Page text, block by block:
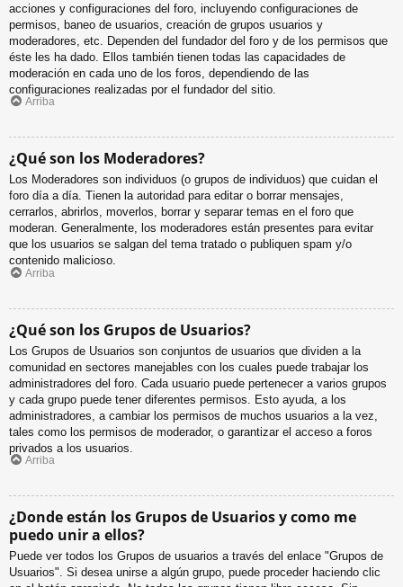
acciones y configuraciones del foro, incluyendo configuraciones de
permisos, baneo de usuarios, creación de grupos usuarios y
moderadores, etc. Dependen del fundador del foro y de los permisos que
éste les ha dado. Ellos también tienen todas las capacidades de
moderación en cada uno de los foros, dependiendo de las
configuraciones realizadas por el fundador del sitio.
Arriba
¿Qué son los Moderadores?
Los Moderadores son individuos (o grupos de individuos) que cuidan el
foro día a día. Tienen la autoridad para editar o borrar mensajes,
cerrarlos, abrirlos, moverlos, borrar y separar temas en el foro que
moderan. Generalmente, los moderadores están presentes para evitar
que los usuarios se salgan del tema tratado o publiquen spam y/o
contenido malicioso.
Arriba
¿Qué son los Grupos de Usuarios?
Los Grupos de Usuarios son conjuntos de usuarios que dividen a la
comunidad en sectores manejables con los cuales puede trabajar los
administradores del foro. Cada usuario puede pertenecer a varios grupos
y cada grupo puede tener diferentes permisos. Esto ayuda, a los
administradores, a cambiar los permisos de muchos usuarios a la vez,
tales como los permisos de moderador, o garantizar el acceso a foros
privados a los usuarios.
Arriba
¿Donde están los Grupos de Usuarios y como me
puedo unir a ellos?
Puede ver todos los Grupos de usuarios a través del enlace "Grupos de
Usuarios". Si desea unirse a algún grupo, puede proceder haciendo clic